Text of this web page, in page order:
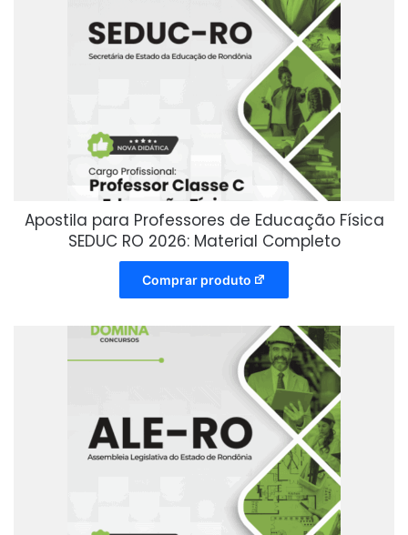
Apostila para Professores de Educação Física
SEDUC RO 2026: Material Completo
Comprar produto